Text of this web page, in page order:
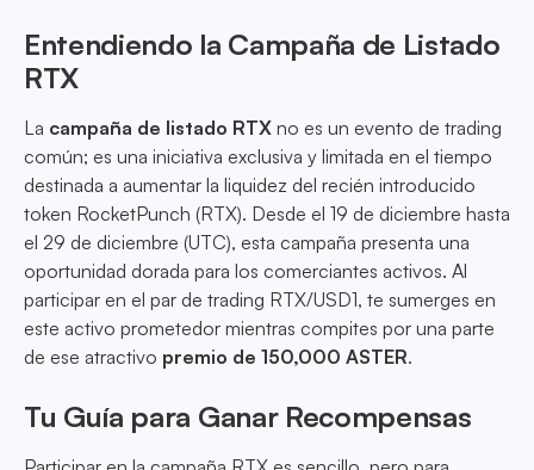
Entendiendo la Campaña de Listado
RTX
La campaña de listado RTX no es un evento de trading
común; es una iniciativa exclusiva y limitada en el tiempo
destinada a aumentar la liquidez del recién introducido
token RocketPunch (RTX). Desde el 19 de diciembre hasta
el 29 de diciembre (UTC), esta campaña presenta una
oportunidad dorada para los comerciantes activos. Al
participar en el par de trading RTX/USD1, te sumerges en
este activo prometedor mientras compites por una parte
de ese atractivo premio de 150,000 ASTER.
Tu Guía para Ganar Recompensas